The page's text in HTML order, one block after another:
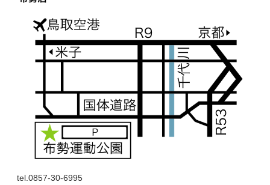
tel.0857-30-6995